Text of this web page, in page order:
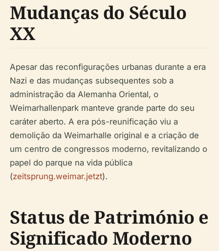
Mudanças do Século
XX
Apesar das reconfigurações urbanas durante a era
Nazi e das mudanças subsequentes sob a
administração da Alemanha Oriental, o
Weimarhallenpark manteve grande parte do seu
caráter aberto. A era pós-reunificação viu a
demolição da Weimarhalle original e a criação de
um centro de congressos moderno, revitalizando o
papel do parque na vida pública
(zeitsprung.weimar.jetzt).
Status de Património e
Significado Moderno